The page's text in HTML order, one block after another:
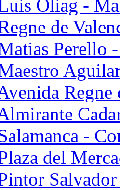
Oliag -
de
Perello
Regne
-
del